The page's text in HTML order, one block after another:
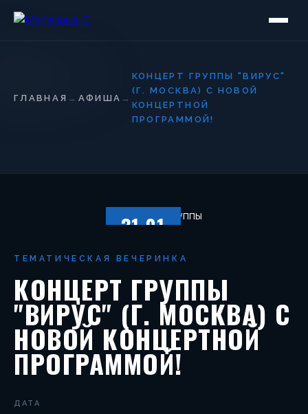
ГЛАВНАЯ → АФИША →
КОНЦЕРТ ГРУППЫ "ВИРУС"
(Г. МОСКВА) С НОВОЙ
КОНЦЕРТНОЙ
ПРОГРАММОЙ!
31.01
ТЕМАТИЧЕСКАЯ ВЕЧЕРИНКА
КОНЦЕРТ ГРУППЫ
"ВИРУС" (Г. МОСКВА) С
НОВОЙ КОНЦЕРТНОЙ
ПРОГРАММОЙ!
ДАТА